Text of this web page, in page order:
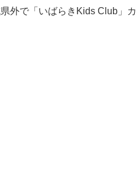
外で「いばらきKids Club」カ